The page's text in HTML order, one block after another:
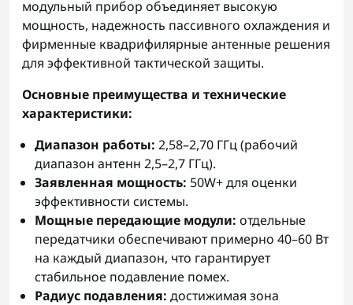
модульный прибор объединяет высокую
мощность, надежность пассивного охлаждения и
фирменные квадрифилярные антенные решения
для эффективной тактической защиты.
Основные преимущества и технические
характеристики:
Диапазон работы: 2,58–2,70 ГГц (рабочий
диапазон антенн 2,5–2,7 ГГц).
Заявленная мощность: 50W+ для оценки
эффективности системы.
Мощные передающие модули: отдельные
передатчики обеспечивают примерно 40–60 Вт
на каждый диапазон, что гарантирует
стабильное подавление помех.
Радиус подавления: достижимая зона